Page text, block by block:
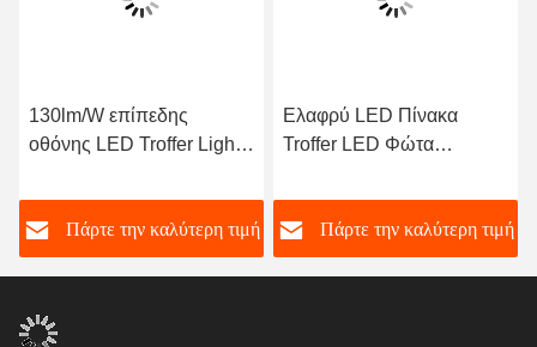
130lm/W επίπεδης
οθόνης LED Troffer Light
Πάρτε την καλύτερη τιμή
Ελαφρύ LED Πίνακα
Troffer LED Φώτα
δέσμης
Πάρτε την καλύτερη τιμή